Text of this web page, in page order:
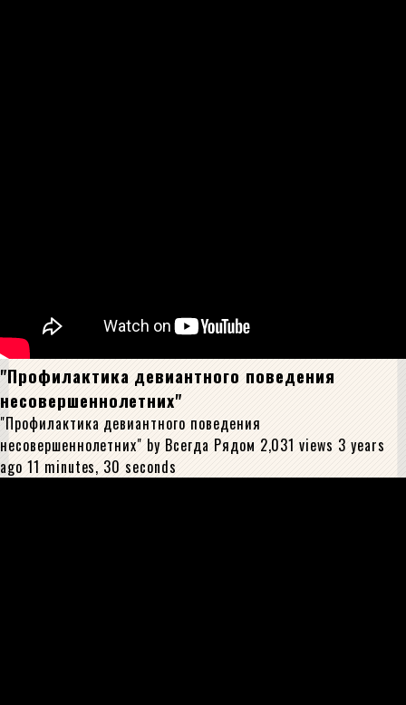
"Профилактика девиантного поведения
несовершеннолетних"
"Профилактика девиантного поведения
несовершеннолетних" by Всегда Рядом 2,031 views 3 years
ago 11 minutes, 30 seconds